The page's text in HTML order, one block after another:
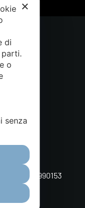
07879990153
✕
di
o
senza